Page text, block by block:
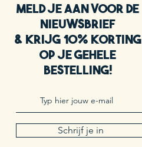
Meld je aan voor de
nieuwsbrief
& krijg 10% korting
op je gehele
bestelling!
Schrijf je in